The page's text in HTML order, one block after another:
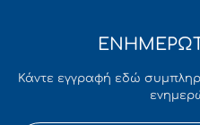
Κάντε εγγραφή εδώ